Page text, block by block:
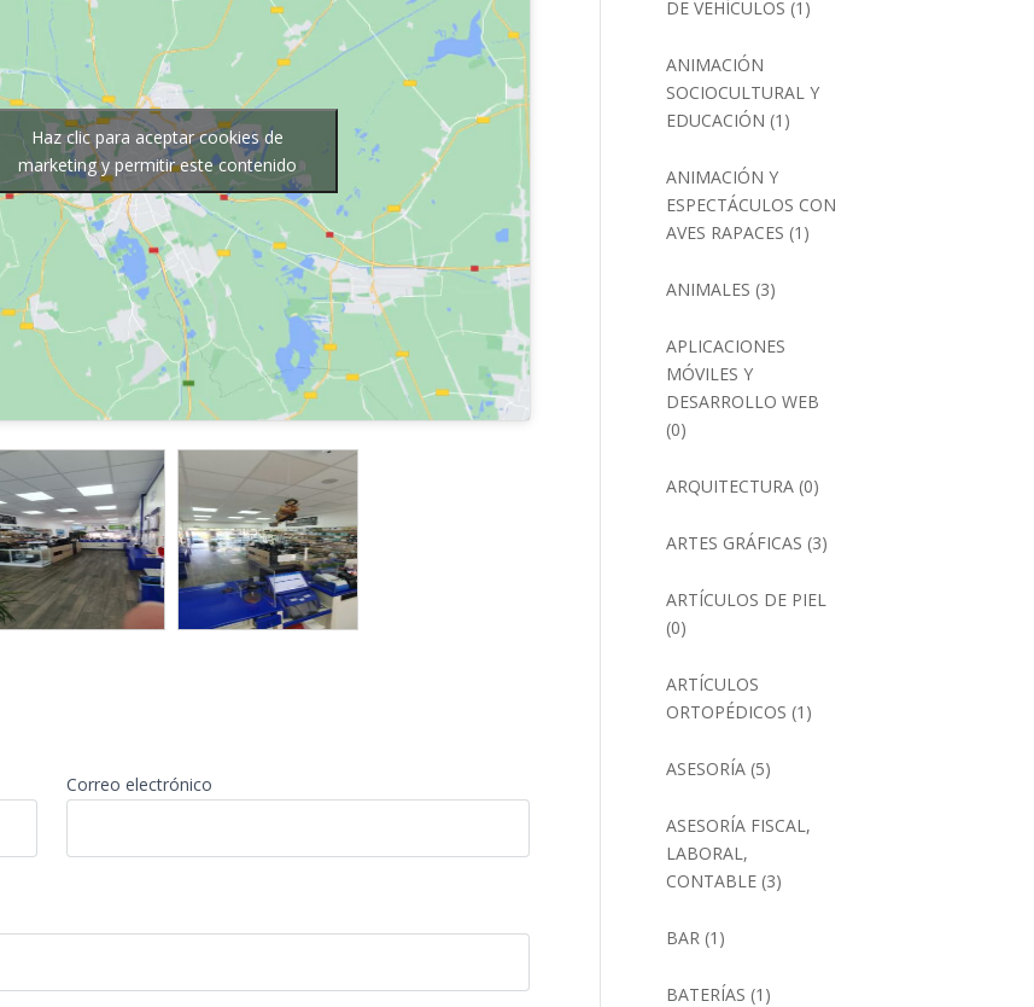
Haz clic para aceptar cookies de
marketing y permitir este contenido
Correo electrónico
DE VEHÍCULOS (1)
ANIMACIÓN
SOCIOCULTURAL Y
EDUCACIÓN (1)
ANIMACIÓN Y
ESPECTÁCULOS CON
AVES RAPACES (1)
ANIMALES (3)
APLICACIONES
MÓVILES Y
DESARROLLO WEB
(0)
ARQUITECTURA (0)
ARTES GRÁFICAS (3)
ARTÍCULOS DE PIEL
(0)
ARTÍCULOS
ORTOPÉDICOS (1)
ASESORÍA (5)
ASESORÍA FISCAL,
LABORAL,
CONTABLE (3)
BAR (1)
BATERÍAS (1)